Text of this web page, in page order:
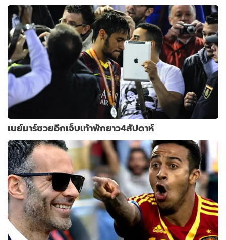
เนย์มาร์ซวยอีกเจ็บเท้าพักยาว4สัปดาห์